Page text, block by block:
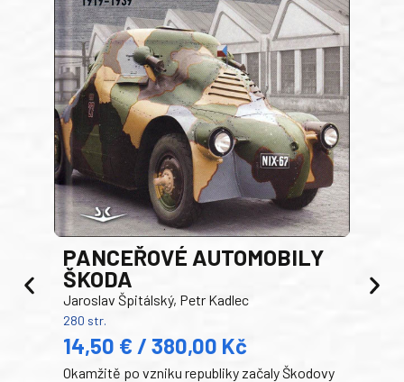
PANCEŘOVÉ AUTOMOBILY
ŠKODA
Jaroslav Špitálský, Petr Kadlec
280 str.
14,50 € / 380,00 Kč
Okamžitě po vzniku republiky začaly Škodovy